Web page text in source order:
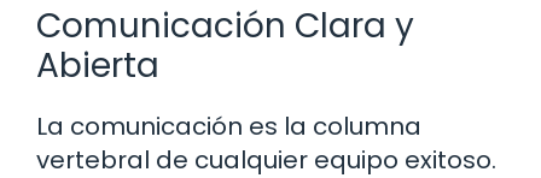
Comunicación Clara y
Abierta
La comunicación es la columna
vertebral de cualquier equipo exitoso.